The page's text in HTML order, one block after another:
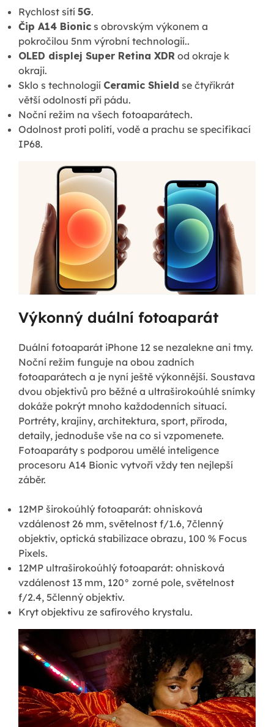
Rychlost sítí 5G.
Čip A14 Bionic s obrovským výkonem a
pokročilou 5nm výrobní technologií..
OLED displej Super Retina XDR od okraje k
okraji.
Sklo s technologií Ceramic Shield se čtyřikrát
větší odolností při pádu.
Noční režim na všech fotoaparátech.
Odolnost proti polití, vodě a prachu se specifikací
IP68.
Výkonný duální fotoaparát
Duální fotoaparát iPhone 12 se nezalekne ani tmy.
Noční režim funguje na obou zadních
fotoaparátech a je nyní ještě výkonnější. Soustava
dvou objektivů pro běžné a ultraširokoúhlé snímky
dokáže pokrýt mnoho každodenních situací.
Portréty, krajiny, architektura, sport, příroda,
detaily, jednoduše vše na co si vzpomenete.
Fotoaparáty s podporou umělé inteligence
procesoru A14 Bionic vytvoří vždy ten nejlepší
záběr.
12MP širokoúhlý fotoaparát: ohnisková
vzdálenost 26 mm, světelnost f/1.6, 7členný
objektiv, optická stabilizace obrazu, 100 % Focus
Pixels.
12MP ultraširokoúhlý fotoaparát: ohnisková
vzdálenost 13 mm, 120° zorné pole, světelnost
f/2.4, 5členný objektiv.
Kryt objektivu ze safírového krystalu.